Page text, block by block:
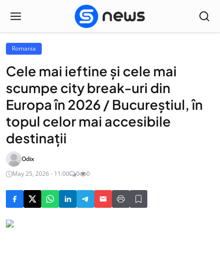
Romania
Cele mai ieftine și cele mai
scumpe city break-uri din
Europa în 2026 / Bucureștiul, în
topul celor mai accesibile
destinații
Odix
May 25, 2026 - 11:00
0 0